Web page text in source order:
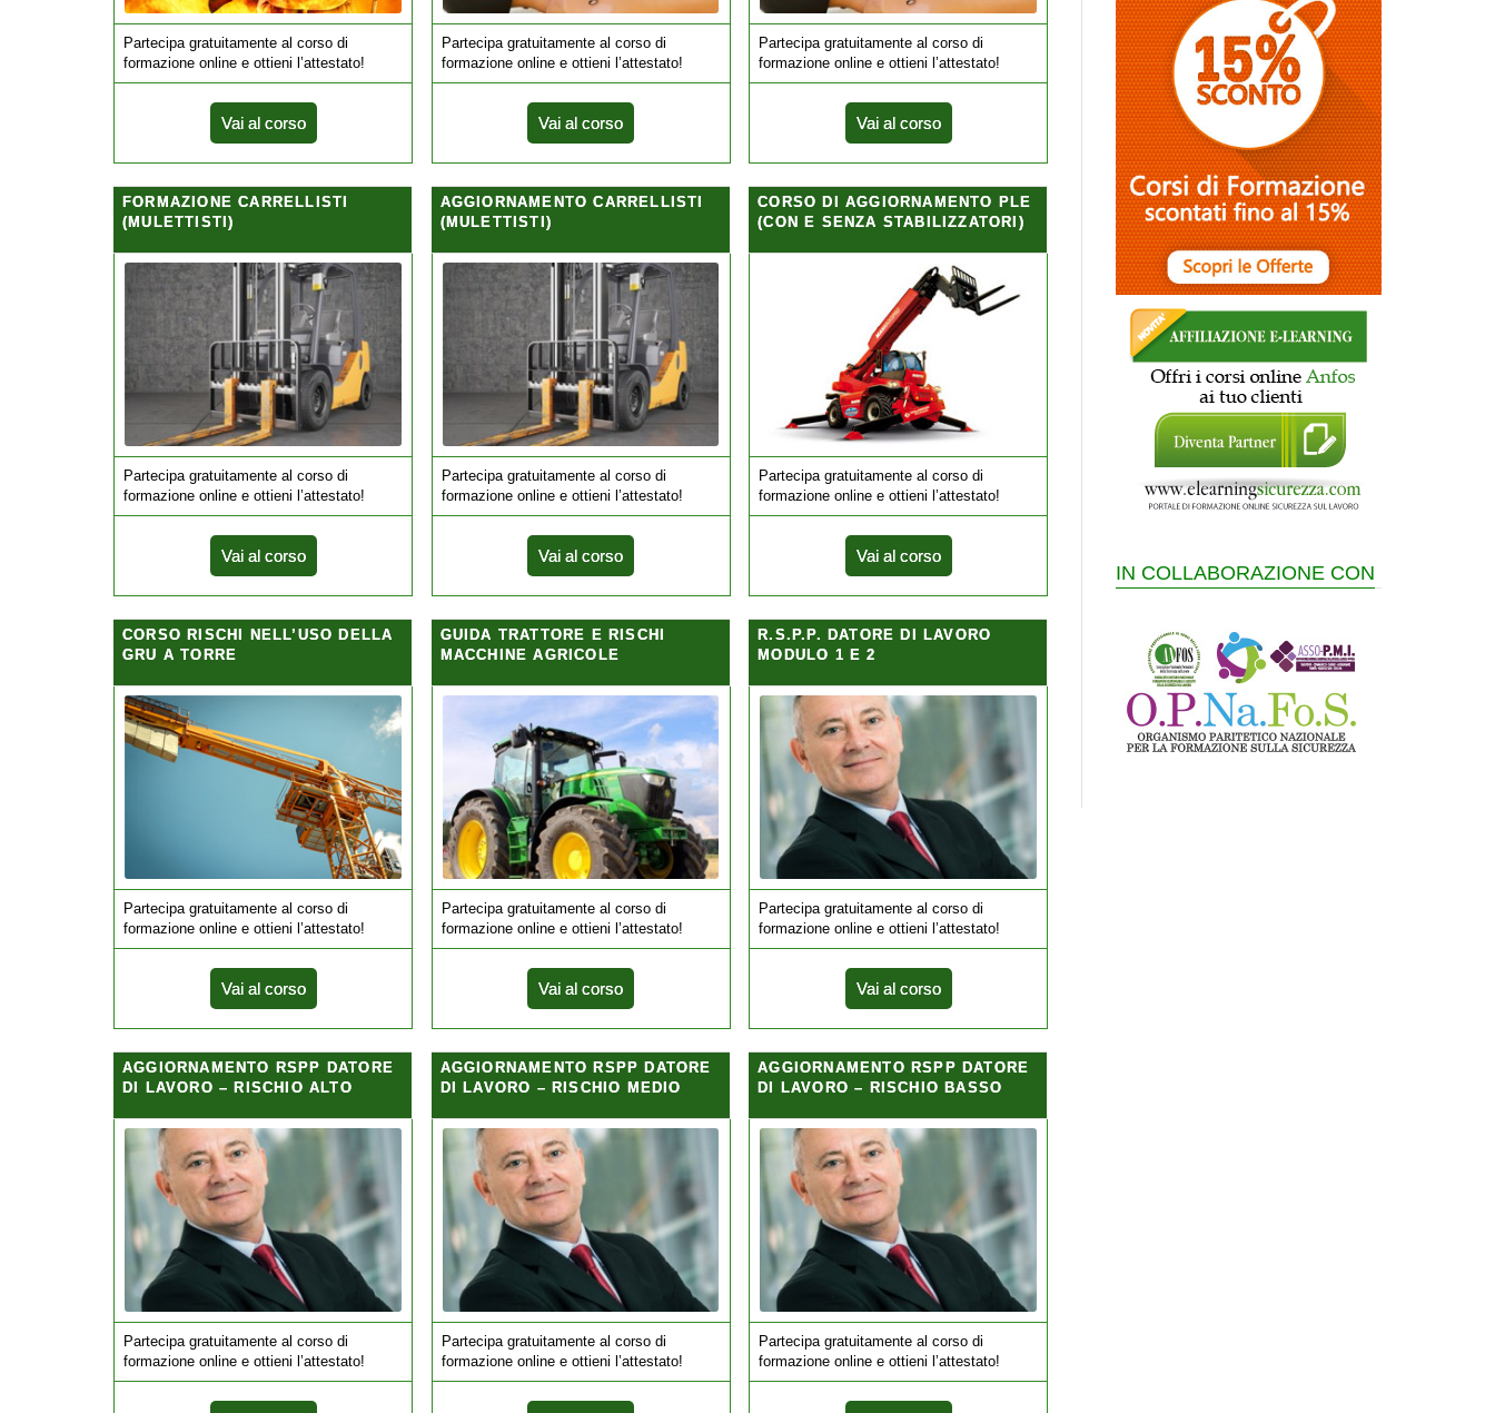
Partecipa gratuitamente al corso di
formazione online e ottieni l’attestato!
Vai al corso
Partecipa gratuitamente al corso di
formazione online e ottieni l’attestato!
Vai al corso
Partecipa gratuitamente al corso di
formazione online e ottieni l’attestato!
Vai al corso
FORMAZIONE CARRELLISTI
(MULETTISTI)
Partecipa gratuitamente al corso di
formazione online e ottieni l’attestato!
Vai al corso
AGGIORNAMENTO CARRELLISTI
(MULETTISTI)
Partecipa gratuitamente al corso di
formazione online e ottieni l’attestato!
Vai al corso
CORSO DI AGGIORNAMENTO PLE
(CON E SENZA STABILIZZATORI)
Partecipa gratuitamente al corso di
formazione online e ottieni l’attestato!
Vai al corso
CORSO RISCHI NELL’USO DELLA
GRU A TORRE
Partecipa gratuitamente al corso di
formazione online e ottieni l’attestato!
Vai al corso
GUIDA TRATTORE E RISCHI
MACCHINE AGRICOLE
Partecipa gratuitamente al corso di
formazione online e ottieni l’attestato!
Vai al corso
R.S.P.P. DATORE DI LAVORO
MODULO 1 E 2
Partecipa gratuitamente al corso di
formazione online e ottieni l’attestato!
Vai al corso
AGGIORNAMENTO RSPP DATORE
DI LAVORO – RISCHIO ALTO
Partecipa gratuitamente al corso di
formazione online e ottieni l’attestato!
AGGIORNAMENTO RSPP DATORE
DI LAVORO – RISCHIO MEDIO
Partecipa gratuitamente al corso di
formazione online e ottieni l’attestato!
AGGIORNAMENTO RSPP DATORE
DI LAVORO – RISCHIO BASSO
Partecipa gratuitamente al corso di
formazione online e ottieni l’attestato!
IN COLLABORAZIONE CON